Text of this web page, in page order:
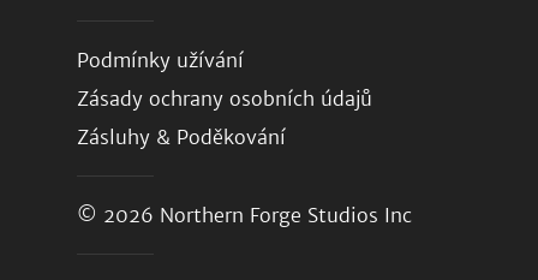
Podmínky užívání
Zásady ochrany osobních údajů
Zásluhy & Poděkování
© 2026 Northern Forge Studios Inc